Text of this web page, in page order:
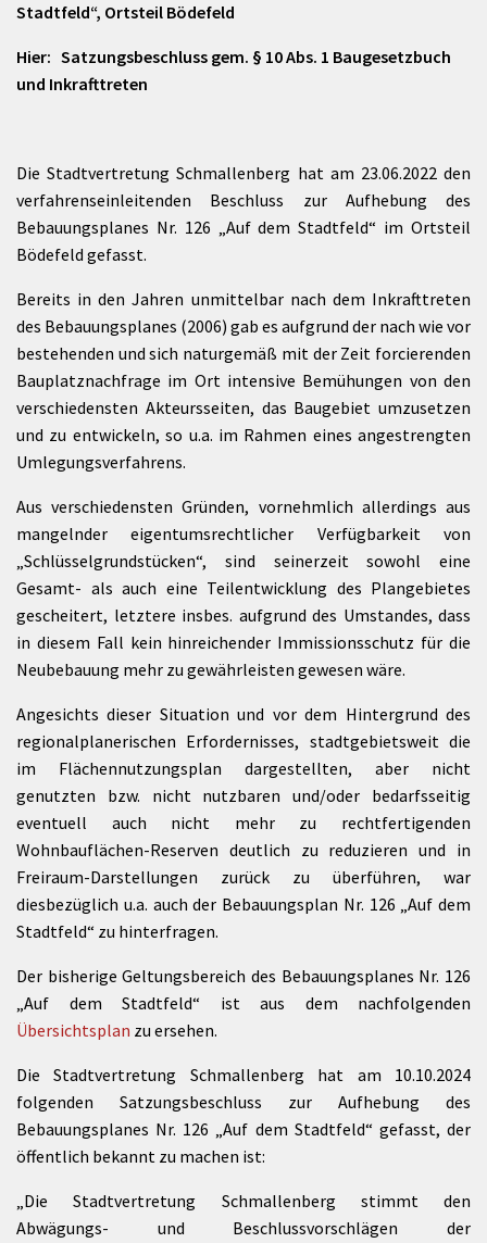
Stadtfeld“, Ortsteil Bödefeld
Hier: Satzungsbeschluss gem. § 10 Abs. 1 Baugesetzbuch
und Inkrafttreten
Die Stadtvertretung Schmallenberg hat am 23.06.2022 den
verfahrenseinleitenden Beschluss zur Aufhebung des
Bebauungsplanes Nr. 126 „Auf dem Stadtfeld“ im Ortsteil
Bödefeld gefasst.
Bereits in den Jahren unmittelbar nach dem Inkrafttreten
des Bebauungsplanes (2006) gab es aufgrund der nach wie vor
bestehenden und sich naturgemäß mit der Zeit forcierenden
Bauplatznachfrage im Ort intensive Bemühungen von den
verschiedensten Akteursseiten, das Baugebiet umzusetzen
und zu entwickeln, so u.a. im Rahmen eines angestrengten
Umlegungsverfahrens.
Aus verschiedensten Gründen, vornehmlich allerdings aus
mangelnder eigentumsrechtlicher Verfügbarkeit von
„Schlüsselgrundstücken“, sind seinerzeit sowohl eine
Gesamt- als auch eine Teilentwicklung des Plangebietes
gescheitert, letztere insbes. aufgrund des Umstandes, dass
in diesem Fall kein hinreichender Immissionsschutz für die
Neubebauung mehr zu gewährleisten gewesen wäre.
Angesichts dieser Situation und vor dem Hintergrund des
regionalplanerischen Erfordernisses, stadtgebietsweit die
im Flächennutzungsplan dargestellten, aber nicht
genutzten bzw. nicht nutzbaren und/oder bedarfsseitig
eventuell auch nicht mehr zu rechtfertigenden
Wohnbauflächen-Reserven deutlich zu reduzieren und in
Freiraum-Darstellungen zurück zu überführen, war
diesbezüglich u.a. auch der Bebauungsplan Nr. 126 „Auf dem
Stadtfeld“ zu hinterfragen.
Der bisherige Geltungsbereich des Bebauungsplanes Nr. 126
„Auf dem Stadtfeld“ ist aus dem nachfolgenden
Übersichtsplan zu ersehen.
Die Stadtvertretung Schmallenberg hat am 10.10.2024
folgenden Satzungsbeschluss zur Aufhebung des
Bebauungsplanes Nr. 126 „Auf dem Stadtfeld“ gefasst, der
öffentlich bekannt zu machen ist:
„Die Stadtvertretung Schmallenberg stimmt den
Abwägungs- und Beschlussvorschlägen der